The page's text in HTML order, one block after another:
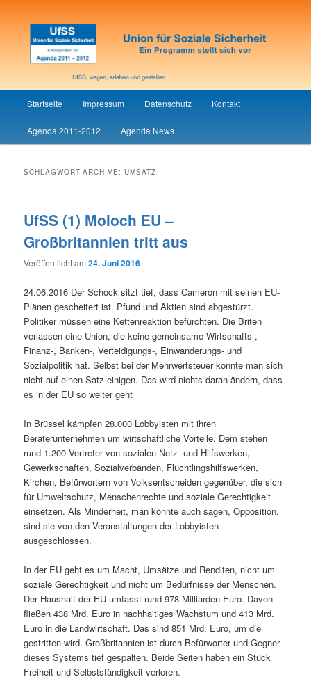
UfSS
Zum
Inhalt
Zum
sekundären
Startseite Impressum Datenschutz Kontakt
Agenda 2011-2012 Agenda News
SCHLAGWORT-ARCHIVE:UMSATZ
UfSS (1) Moloch EU –
Großbritannien tritt aus
Veröffentlicht am24. Juni 2016
24.06.2016 Der Schock sitzt tief, dass Cameron mit seinen EU-
Plänen gescheitert ist. Pfund und Aktien sind abgestürzt.
Politiker müssen eine Kettenreaktion befürchten. Die Briten
verlassen eine Union, die keine gemeinsame Wirtschafts-,
Finanz-, Banken-, Verteidigungs-, Einwanderungs- und
Sozialpolitik hat. Selbst bei der Mehrwertsteuer konnte man sich
nicht auf einen Satz einigen. Das wird nichts daran ändern, dass
es in der EU so weiter geht
In Brüssel kämpfen 28.000 Lobbyisten mit ihren
Beraterunternehmen um wirtschaftliche Vorteile. Dem stehen
rund 1.200 Vertreter von sozialen Netz- und Hilfswerken,
Gewerkschaften, Sozialverbänden, Flüchtlingshilfswerken,
Kirchen, Befürwortern von Volksentscheiden gegenüber, die sich
für Umweltschutz, Menschenrechte und soziale Gerechtigkeit
einsetzen. Als Minderheit, man könnte auch sagen, Opposition,
sind sie von den Veranstaltungen der Lobbyisten
ausgeschlossen.
In der EU geht es um Macht, Umsätze und Renditen, nicht um
soziale Gerechtigkeit und nicht um Bedürfnisse der Menschen.
Der Haushalt der EU umfasst rund 978 Milliarden Euro. Davon
fließen 438 Mrd. Euro in nachhaltiges Wachstum und 413 Mrd.
Euro in die Landwirtschaft. Das sind 851 Mrd. Euro, um die
gestritten wird. Großbritannien ist durch Befürworter und Gegner
dieses Systems tief gespalten. Beide Seiten haben ein Stück
Freiheit und Selbstständigkeit verloren.